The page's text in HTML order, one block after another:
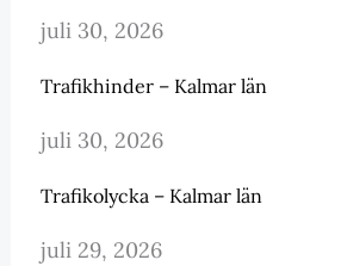
juli 30, 2026
Trafikhinder – Kalmar län
juli 30, 2026
Trafikolycka – Kalmar län
juli 29, 2026